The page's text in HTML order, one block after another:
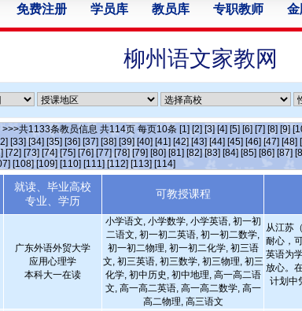
免费注册 学员库 教员库 专职教师 金
柳州语文家教网
>>>共1133条教员信息 共114页 每页10条 [1] [2] [3] [4] [5] [6] [7] [8] [9]
[33] [34] [35] [36] [37] [38] [39] [40] [41] [42] [43] [44] [45] [46] [47] [48]
[72] [73] [74] [75] [76] [77] [78] [79] [80] [81] [82] [83] [84] [85] [86] [87]
[108] [109] [110] [111] [112] [113] [114]
就读、毕业高校
专业、学历
可教授课程
广东外语外贸大学
应用心理学
本科大一在读
小学语文, 小学数学, 小学英语, 初一初
二语文, 初一初二英语, 初一初二数学,
初一初二物理, 初一初二化学, 初三语
文, 初三英语, 初三数学, 初三物理, 初三
化学, 初中历史, 初中地理, 高一高二语
文, 高一高二英语, 高一高二数学, 高一
高二物理, 高三语文
从江苏
耐心，
英语为
放心。
计划中